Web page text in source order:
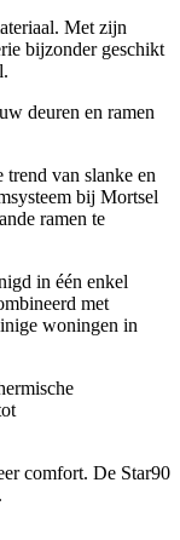
Met zijn
bijzonder geschikt
deuren en ramen
trend van slanke en
bij Mortsel
ramen te
in één enkel
met
woningen in
comfort. De Star90